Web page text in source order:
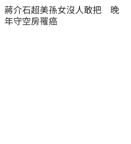
蔣介石超美孫女沒人敢把　晚
年守空房罹癌